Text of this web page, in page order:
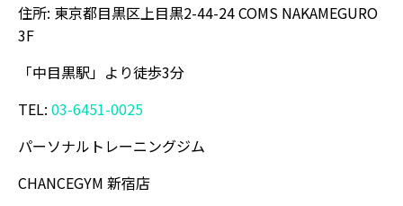
住所: 東京都目黒区上目黒2-44-24 COMS NAKAMEGURO
3F
「中目黒駅」より徒歩3分
TEL: 03-6451-0025
パーソナルトレーニングジム
CHANCEGYM 新宿店